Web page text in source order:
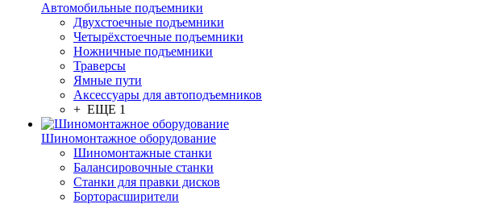
Автомобильные подъемники
Двухстоечные подъемники
Четырёхстоечные подъемники
Ножничные подъемники
Траверсы
Ямные пути
Аксессуары для автоподъемников
+ ЕЩЕ 1
Шиномонтажное оборудование
Шиномонтажные станки
Балансировочные станки
Станки для правки дисков
Борторасширители